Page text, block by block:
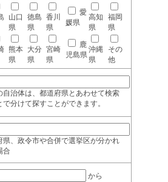
山口
県
徳島
県
香川
県
愛
媛県
高知
県
福岡
県
熊本
県
大分
県
宮崎
県
鹿
児島県
沖縄
県
その
他
治体は、都道府県とあわせて検索
で分けて探すことができます。
、政令市や合併で選挙区が分かれ
合
から